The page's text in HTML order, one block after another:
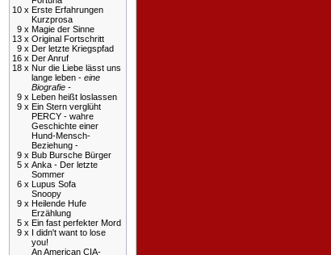
10 x Erste Erfahrungen
Kurzprosa
9 x Magie der Sinne
13 x Original Fortschritt
9 x Der letzte Kriegspfad
16 x Der Anruf
18 x Nur die Liebe lässt uns
lange leben - eine
Biografie -
9 x Leben heißt loslassen
9 x Ein Stern verglüht
PERCY - wahre
Geschichte einer
Hund-Mensch-
Beziehung -
9 x Bub Bursche Bürger
5 x Anka - Der letzte
Sommer
6 x Lupus Sofa
Snoopy
9 x Heilende Hufe
Erzählung
5 x Ein fast perfekter Mord
9 x I didn't want to lose
you!
An American CIA-